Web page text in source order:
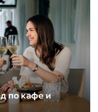
по кафе и